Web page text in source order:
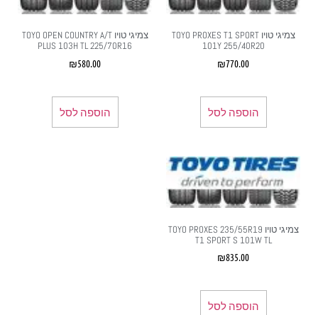
צמיגי טויו TOYO PROXES T1 SPORT
101Y 255/40R20
₪770.00
הוספה לסל
צמיגי טויו TOYO OPEN COUNTRY A/T
PLUS 103H TL 225/70R16
₪580.00
הוספה לסל
צמיגי טויו ‏235/55R19‏ TOYO PROXES
T1 SPORT S 101W TL
₪835.00
הוספה לסל